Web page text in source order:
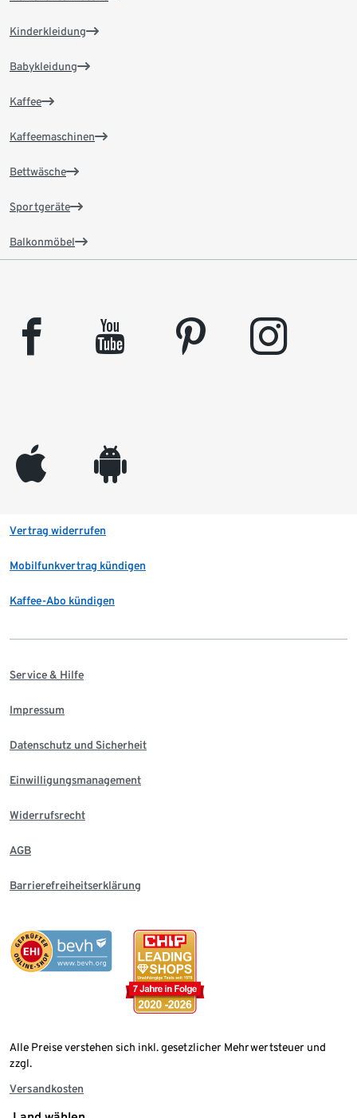
Kinderkleidung
Babykleidung
Kaffee
Kaffeemaschinen
Bettwäsche
Sportgeräte
Balkonmöbel
facebook youtube pinterest instagram
appleinc android
Vertrag widerrufen
Mobilfunkvertrag kündigen
Kaffee-Abo kündigen
Service & Hilfe
Impressum
Datenschutz und Sicherheit
Einwilligungsmanagement
Widerrufsrecht
AGB
Barrierefreiheitserklärung
Alle Preise verstehen sich inkl. gesetzlicher Mehrwertsteuer und
zzgl.
Versandkosten